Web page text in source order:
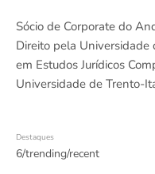
Sócio de Corporate do
Direito pela
em Estudos Jurídicos
Universidade de Trento-
Destaques
6/trending/recent